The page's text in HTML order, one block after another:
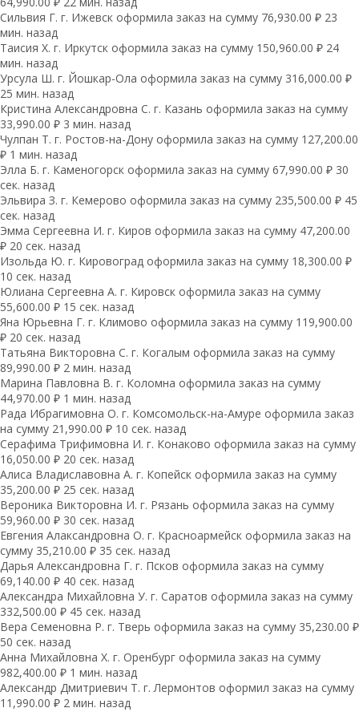
Сильвия Г. г. Ижевск оформила заказ на сумму 76,930.00 ₽ 23
мин. назад
Таисия Х. г. Иркутск оформила заказ на сумму 150,960.00 ₽ 24
мин. назад
Урсула Ш. г. Йошкар-Ола оформила заказ на сумму 316,000.00 ₽
25 мин. назад
Кристина Александровна С. г. Казань оформила заказ на сумму
33,990.00 ₽ 3 мин. назад
Чулпан Т. г. Ростов-на-Дону оформила заказ на сумму 127,200.00
₽ 1 мин. назад
Элла Б. г. Каменогорск оформила заказ на сумму 67,990.00 ₽ 30
сек. назад
Эльвира З. г. Кемерово оформила заказ на сумму 235,500.00 ₽ 45
сек. назад
Эмма Сергеевна И. г. Киров оформила заказ на сумму 47,200.00
₽ 20 сек. назад
Изольда Ю. г. Кировоград оформила заказ на сумму 18,300.00 ₽
10 сек. назад
Юлиана Сергеевна А. г. Кировск оформила заказ на сумму
55,600.00 ₽ 15 сек. назад
Яна Юрьевна Г. г. Климово оформила заказ на сумму 119,900.00
₽ 20 сек. назад
Татьяна Викторовна С. г. Когалым оформила заказ на сумму
89,990.00 ₽ 2 мин. назад
Марина Павловна В. г. Коломна оформила заказ на сумму
44,970.00 ₽ 1 мин. назад
Рада Ибрагимовна О. г. Комсомольск-на-Амуре оформила заказ
на сумму 21,990.00 ₽ 10 сек. назад
Серафима Трифимовна И. г. Конаково оформила заказ на сумму
16,050.00 ₽ 20 сек. назад
Алиса Владиславовна А. г. Копейск оформила заказ на сумму
35,200.00 ₽ 25 сек. назад
Вероника Викторовна И. г. Рязань оформила заказ на сумму
59,960.00 ₽ 30 сек. назад
Евгения Алаксандровна О. г. Красноармейск оформила заказ на
сумму 35,210.00 ₽ 35 сек. назад
Дарья Александровна Г. г. Псков оформила заказ на сумму
69,140.00 ₽ 40 сек. назад
Александра Михайловна У. г. Саратов оформила заказ на сумму
332,500.00 ₽ 45 сек. назад
Вера Семеновна Р. г. Тверь оформила заказ на сумму 35,230.00 ₽
50 сек. назад
Анна Михайловна Х. г. Оренбург оформила заказ на сумму
982,400.00 ₽ 1 мин. назад
Александр Дмитриевич Т. г. Лермонтов оформил заказ на сумму
11,990.00 ₽ 2 мин. назад